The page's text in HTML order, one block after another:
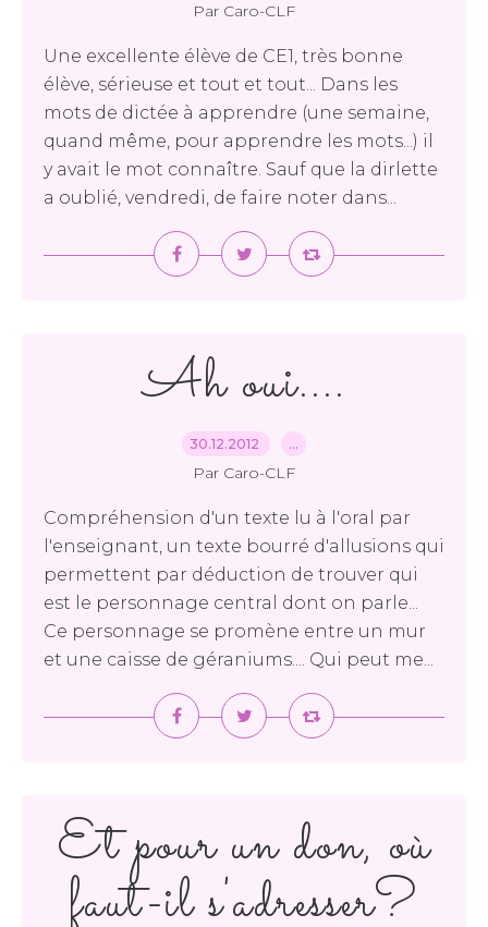
Par Caro-CLF
Une excellente élève de CE1, très bonne
élève, sérieuse et tout et tout... Dans les
mots de dictée à apprendre (une semaine,
quand même, pour apprendre les mots...) il
y avait le mot connaître. Sauf que la dirlette
a oublié, vendredi, de faire noter dans...
Ah oui....
30.12.2012 …
Par Caro-CLF
Compréhension d'un texte lu à l'oral par
l'enseignant, un texte bourré d'allusions qui
permettent par déduction de trouver qui
est le personnage central dont on parle...
Ce personnage se promène entre un mur
et une caisse de géraniums.... Qui peut me...
Et pour un don, où
faut-il s'adresser?